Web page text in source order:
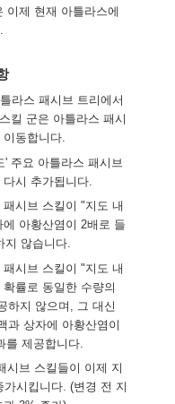
이제 현재 아틀라스에
라스 패시브 트리에서
킬 군은 아틀라스 패시
동합니다.
주요 아틀라스 패시브
시 추가됩니다.
시브 스킬이 "지도 내
아황산염이 2배로 들
지 않습니다.
시브 스킬이 "지도 내
률로 동일한 수량의
하지 않으며, 그 대신
과 상자에 아황산염이
를 제공합니다.
시브 스킬들이 이제 지
시킵니다. (변경 전 지